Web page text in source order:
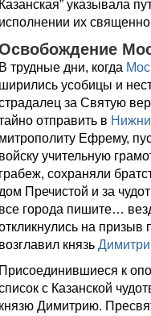
Казанская” указывала
исполнении их
В трудные дни, когда
ширились усобицы и
за Святую
отправить в
митрополиту Ефрему,
войску учительную
грабеж, сохраняли
дом Пречистой и за
все города пишите…
на
возглавил князь
Присоединившиеся к
с Казанской
князю Димитрию.